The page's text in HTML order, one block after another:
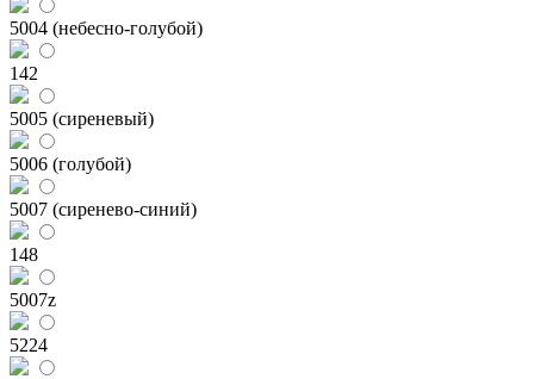
5004 (небесно-голубой)
142
5005 (сиреневый)
5006 (голубой)
5007 (сиренево-синий)
148
5007z
5224